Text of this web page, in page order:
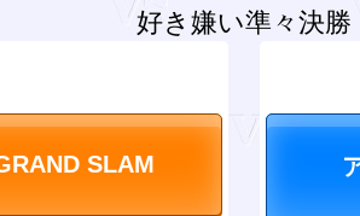
好き嫌い準々決勝